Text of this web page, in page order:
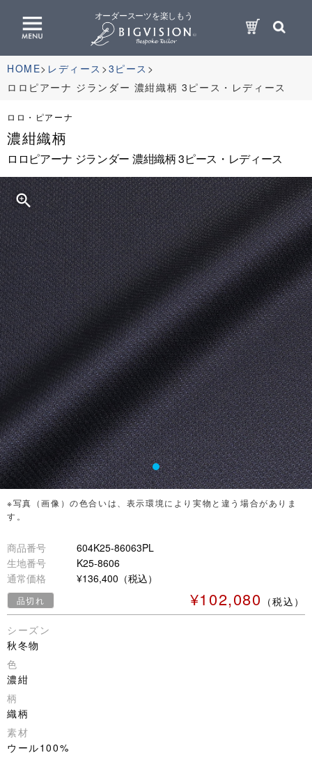
オーダースーツを楽しもう
HOME レディース
3ピース
ロロピアーナ ジランダー 濃紺織柄 3ピース・レディース
ロロ・ピアーナ
濃紺織柄
ロロピアーナ ジランダー 濃紺織柄 3ピース・レディース
zoom_in
※写真（画像）の色合いは、表示環境により実物と違う場合がありま
す。
商品番号
604K25-86063PL
生地番号
K25-8606
通常価格
¥136,400（税込）
¥102,080 （税込）
品切れ
シーズン
秋冬物
色
濃紺
柄
織柄
素材
ウール100%